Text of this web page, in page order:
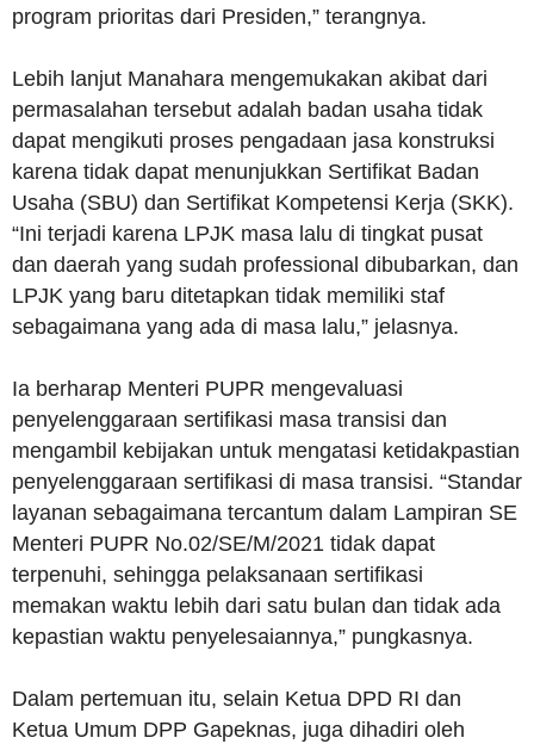
program prioritas dari Presiden,” terangnya.
Lebih lanjut Manahara mengemukakan akibat dari
permasalahan tersebut adalah badan usaha tidak
dapat mengikuti proses pengadaan jasa konstruksi
karena tidak dapat menunjukkan Sertifikat Badan
Usaha (SBU) dan Sertifikat Kompetensi Kerja (SKK).
“Ini terjadi karena LPJK masa lalu di tingkat pusat
dan daerah yang sudah professional dibubarkan, dan
LPJK yang baru ditetapkan tidak memiliki staf
sebagaimana yang ada di masa lalu,” jelasnya.
Ia berharap Menteri PUPR mengevaluasi
penyelenggaraan sertifikasi masa transisi dan
mengambil kebijakan untuk mengatasi ketidakpastian
penyelenggaraan sertifikasi di masa transisi. “Standar
layanan sebagaimana tercantum dalam Lampiran SE
Menteri PUPR No.02/SE/M/2021 tidak dapat
terpenuhi, sehingga pelaksanaan sertifikasi
memakan waktu lebih dari satu bulan dan tidak ada
kepastian waktu penyelesaiannya,” pungkasnya.
Dalam pertemuan itu, selain Ketua DPD RI dan
Ketua Umum DPP Gapeknas, juga dihadiri oleh